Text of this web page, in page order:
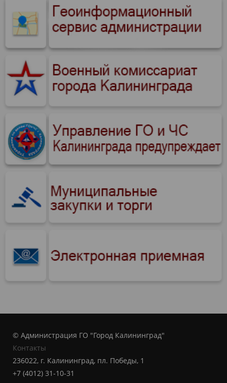
© Администрация ГО "Город Калининград"
Контакты
236022, г. Калининград, пл. Победы, 1
+7 (4012) 31-10-31